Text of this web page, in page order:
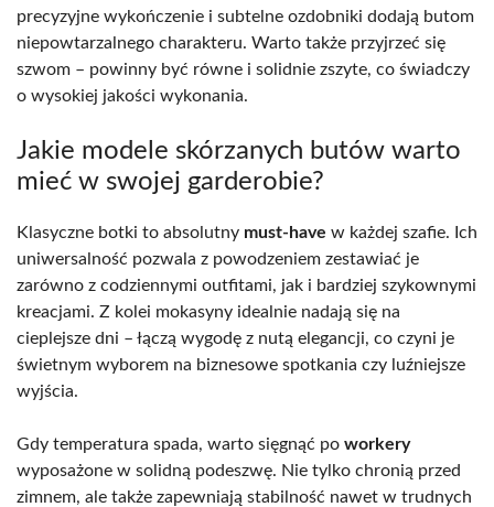
precyzyjne wykończenie i subtelne ozdobniki dodają butom
niepowtarzalnego charakteru. Warto także przyjrzeć się
szwom – powinny być równe i solidnie zszyte, co świadczy
o wysokiej jakości wykonania.
Jakie modele skórzanych butów warto
mieć w swojej garderobie?
Klasyczne botki to absolutny must-have w każdej szafie. Ich
uniwersalność pozwala z powodzeniem zestawiać je
zarówno z codziennymi outfitami, jak i bardziej szykownymi
kreacjami. Z kolei mokasyny idealnie nadają się na
cieplejsze dni – łączą wygodę z nutą elegancji, co czyni je
świetnym wyborem na biznesowe spotkania czy luźniejsze
wyjścia.
Gdy temperatura spada, warto sięgnąć po workery
wyposażone w solidną podeszwę. Nie tylko chronią przed
zimnem, ale także zapewniają stabilność nawet w trudnych